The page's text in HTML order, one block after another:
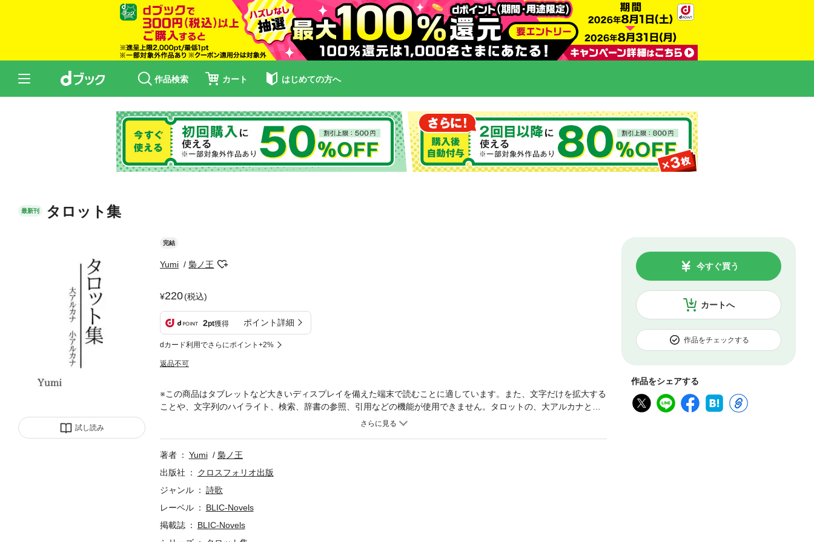
作品検索 カート はじめての方へ
最新刊 タロット集
試し読み
完結
Yumi 梟ノ王
220(税込)
2pt獲得 ポイント詳細
dカード利用でさらにポイント+2%
返品不可
カートへ
今すぐ買う
作品をチェックする
作品をシェアする
※この商品はタブレットなど大きいディスプレイを備えた端末で読むことに適しています。また、文字だけを拡大する
ことや、文字列のハイライト、検索、辞書の参照、引用などの機能が使用できません。タロットの、大アルカナと小
アルカナをモチーフにした詩集です。――――――――――■本文より、抜粋タロット Major ArcanaXV The Devil
は、 憐憫（れんびん）を摘み取る。※本作はYumiの個人誌作品の電子書籍版となります。【87ページ】
著者 Yumi
梟ノ王
出版社
クロスフォリオ出版
ジャンル
詩歌
レーベル
BLIC-Novels
掲載誌
BLIC-Novels